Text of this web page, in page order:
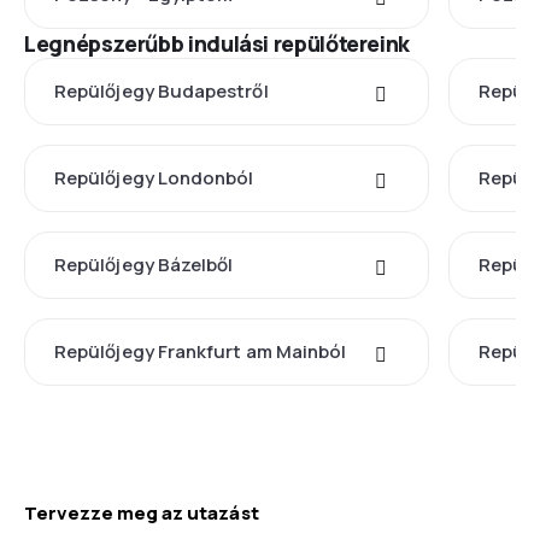
Legnépszerűbb indulási repülőtereink
Repülőjegy Budapestről
Repülőjegy Londonból
Repülőjegy Bázelből
Repülőjegy Frankfurt am Mainból
Tervezze meg az utazást